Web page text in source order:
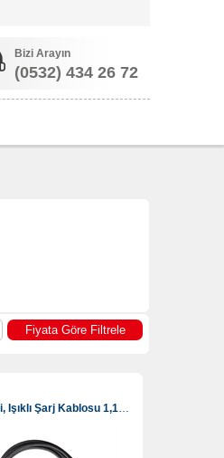
Bizi Arayın
(0532) 434 26 72
Datalı Type-C Klipsli, Işıklı Şarj Kablosu 1,15 Cm